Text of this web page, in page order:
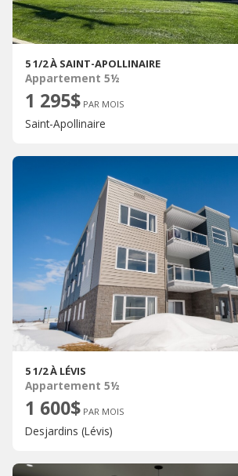
5 1/2 À SAINT-APOLLINAIRE
Appartement 5½
1 295$ PAR MOIS
Saint-Apollinaire
5 1/2 À LÉVIS
Appartement 5½
1 600$ PAR MOIS
Desjardins (Lévis)